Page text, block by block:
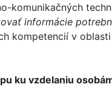
komunikačných
informácie
kompetencií v
ku vzdelaniu